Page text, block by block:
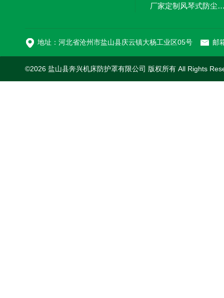
厂家定制风琴式
地址：河北省沧州市盐山县庆云镇大杨工业区05号 邮
©2026 盐山县奔兴机床防护罩有限公司 版权所有 All Rights